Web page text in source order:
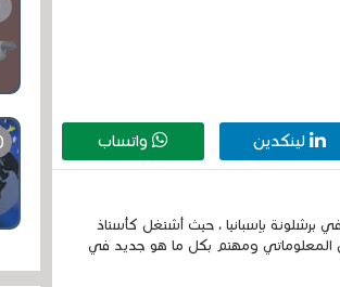
لينكدين واتساب
، عمري 42 سنة ، أعيش وأعمل في برشلونة بإسبانيا ، حيث أشتغل كأستاذ
المعلوماتي ومهتم بكل ما هو جديد في